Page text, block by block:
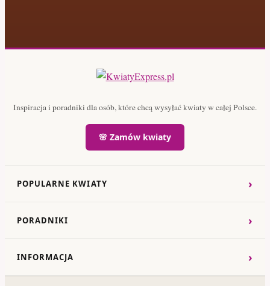
Inspiracja i poradniki dla osób, które chcą wysyłać kwiaty w całej Polsce.
🌸 Zamów kwiaty
POPULARNE KWIATY ›
PORADNIKI ›
INFORMACJA ›